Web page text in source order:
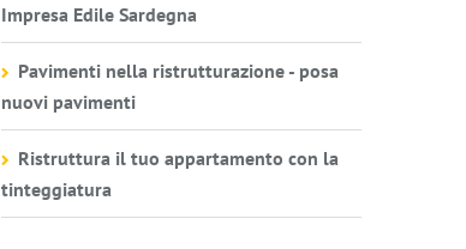
Impresa Edile Sardegna
Pavimenti nella ristrutturazione - posa
nuovi pavimenti
Ristruttura il tuo appartamento con la
tinteggiatura